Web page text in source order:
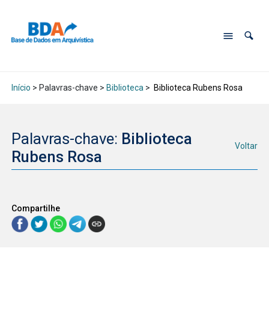
Início > Palavras-chave > Biblioteca > Biblioteca Rubens Rosa
Palavras-chave: Biblioteca
Rubens Rosa
Voltar
Compartilhe